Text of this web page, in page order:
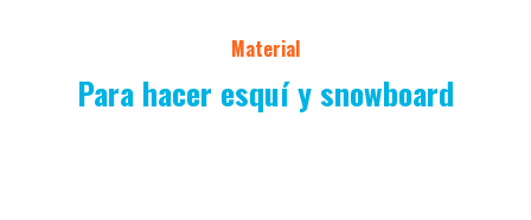
Material
Para hacer esquí y snowboard